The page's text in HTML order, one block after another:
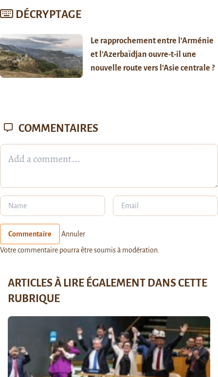
DÉCRYPTAGE
Le rapprochement entre l’Arménie
et l’Azerbaïdjan ouvre-t-il une
nouvelle route vers l’Asie centrale ?
COMMENTAIRES
Commentaire Annuler
Votre commentaire pourra être soumis à modération.
ARTICLES À LIRE ÉGALEMENT DANS CETTE
RUBRIQUE